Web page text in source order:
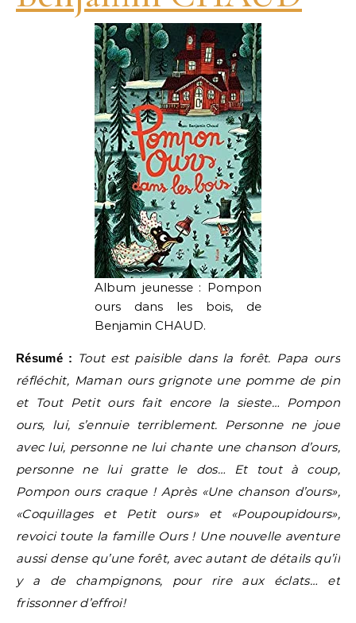
Album jeunesse : Pompon
ours dans les bois, de
Benjamin CHAUD.
Résumé : Tout est paisible dans la forêt. Papa ours
réfléchit, Maman ours grignote une pomme de pin
et Tout Petit ours fait encore la sieste… Pompon
ours, lui, s’ennuie terriblement. Personne ne joue
avec lui, personne ne lui chante une chanson d’ours,
personne ne lui gratte le dos… Et tout à coup,
Pompon ours craque ! Après «Une chanson d’ours»,
«Coquillages et Petit ours» et «Poupoupidours»,
revoici toute la famille Ours ! Une nouvelle aventure
aussi dense qu’une forêt, avec autant de détails qu’il
y a de champignons, pour rire aux éclats… et
frissonner d’effroi!